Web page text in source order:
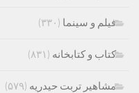
فیلم و سینما (۳۳۰)
کتاب و کتابخانه (۸۳۱)
مشاهیر تربت حیدریه (۵۷۹)